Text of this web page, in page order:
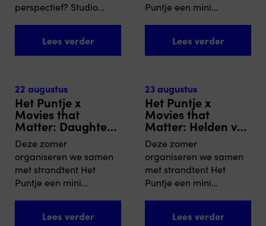
Amour is...
perspectief? Studio
Marineterrein in
Amsterdam twee films,
antwoord vormt op de
vraag die de eerste
stelt. In Stop Filming Us,
bekroond op het Movies
that Matter Festival,
bevraagt de
Nederlandse maker
Joris Postema...
Lees verder
Puntje een mini
Scheveningen! In
samenwerking met
er drie films uitgekozen
die uitnodigen tot
reflectie, gesprek en
verbinding. Op vrijdag
Fox Under A Pink Moon
(2025) te zien. De 16-
jarige Afghaanse
kunstenares...
Lees verder
22 augustus
Het Puntje x
Movies that
Matter: Daughters
of the Sun
Deze zomer
organiseren we samen
met strandtent Het
Puntje een mini
Scheveningen! In
Lees verder
23 augustus
Het Puntje x
Movies that
Matter: Helden van
de Galaxy
Deze zomer
organiseren we samen
met strandtent Het
Puntje een mini
Scheveningen! In
Lees verder